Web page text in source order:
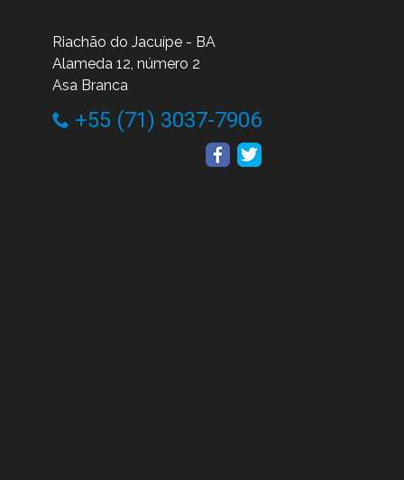
Riachão do Jacuípe - BA
Alameda 12, número 2
Asa Branca
+55 (71) 3037-7906